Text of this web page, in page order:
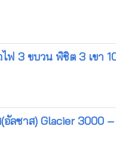
ฟ 3 ขบวน พิชิต 3 เขา
ลซาส) Glacier 3000 –